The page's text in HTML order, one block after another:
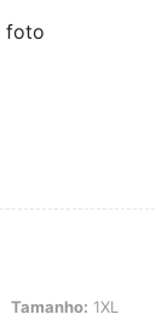
foto
1XL
Tamanho: 1XL